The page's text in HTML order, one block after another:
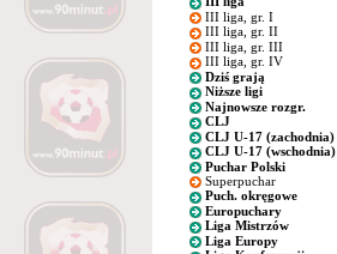
III liga, gr. I
III liga, gr. II
III liga, gr. III
III liga, gr. IV
Dziś grają
Niższe ligi
Najnowsze rozgr.
CLJ
CLJ U-17 (zachodnia)
CLJ U-17 (wschodnia)
Puchar Polski
Superpuchar
Puch. okręgowe
Europuchary
Liga Mistrzów
Liga Europy